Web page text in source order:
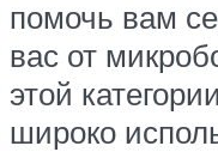
помочь вам
вас от
этой
широко